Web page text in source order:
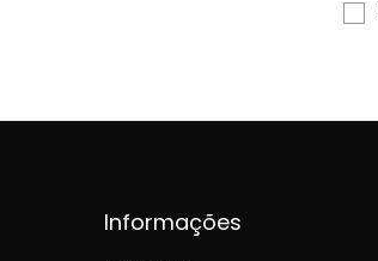
Informações